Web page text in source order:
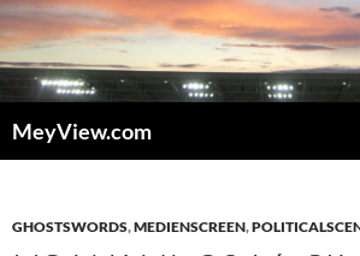
Zum
Inhalt
springen
MeyView.com
GHOSTSWORDS,MEDIENSCREEN,